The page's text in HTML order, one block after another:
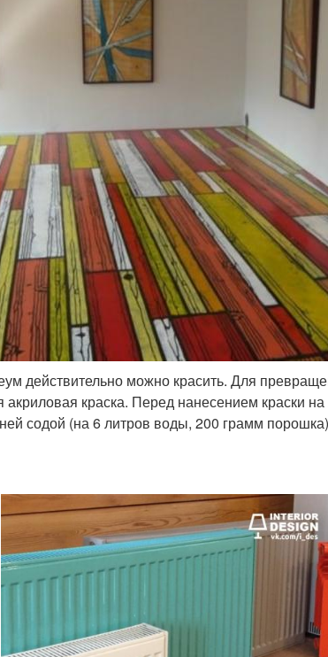
действительно можно красить. Для
краска. Перед нанесением краски
содой (на 6 литров воды, 200 грамм